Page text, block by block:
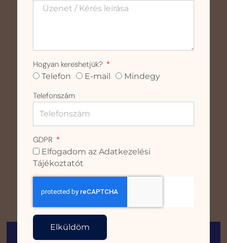
Hogyan kereshetjük?
Telefon E-mail Mindegy
Telefonszám
GDPR
Elfogadom az Adatkezelési
Tájékoztatót
Elküldöm